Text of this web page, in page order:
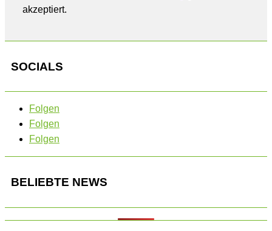
akzeptiert.
SOCIALS
Folgen
Folgen
Folgen
BELIEBTE NEWS